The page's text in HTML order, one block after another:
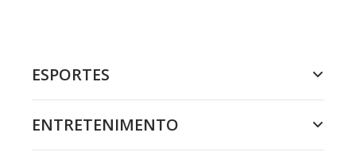
ESPORTES
ENTRETENIMENTO